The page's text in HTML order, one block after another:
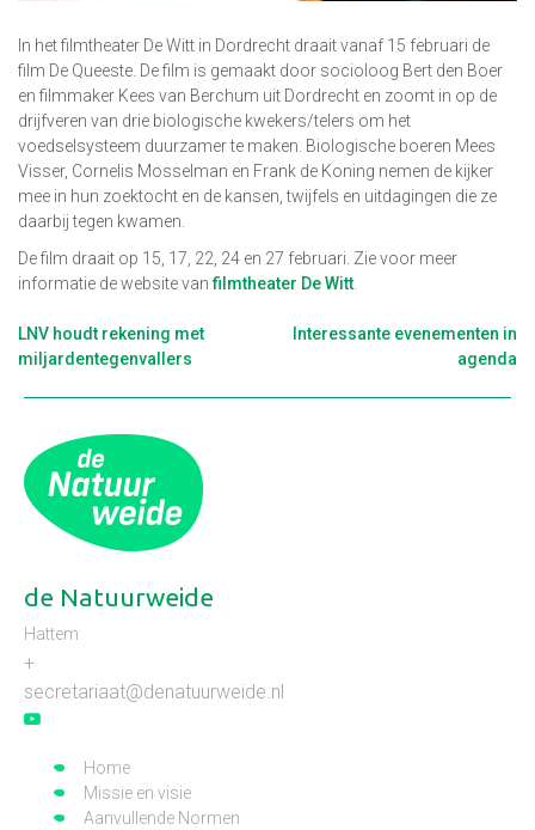
In het filmtheater De Witt in Dordrecht draait vanaf 15 februari de
film De Queeste. De film is gemaakt door socioloog Bert den Boer
en filmmaker Kees van Berchum uit Dordrecht en zoomt in op de
drijfveren van drie biologische kwekers/telers om het
voedselsysteem duurzamer te maken. Biologische boeren Mees
Visser, Cornelis Mosselman en Frank de Koning nemen de kijker
mee in hun zoektocht en de kansen, twijfels en uitdagingen die ze
daarbij tegen kwamen.
De film draait op 15, 17, 22, 24 en 27 februari. Zie voor meer
informatie de website vanfilmtheater De Witt
Berichtnavigatie
LNV houdt rekening met
miljardentegenvallers
Interessante evenementen in
agenda
de Natuurweide
Hattem
+
secretariaat@denatuurweide.nl
Home
Missie en visie
Aanvullende Normen